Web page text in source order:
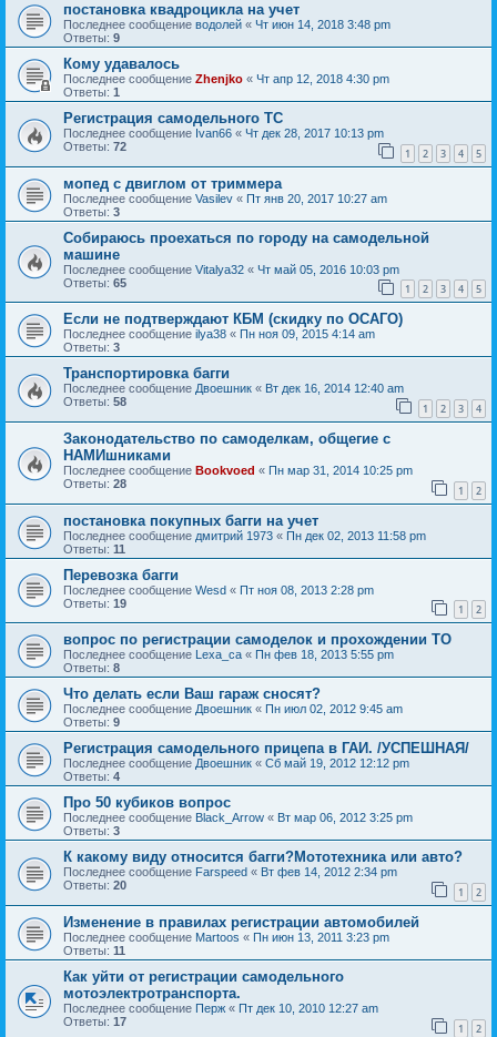
постановка квадроцикла на учет
Последнее сообщение водолей « Чт июн 14, 2018 3:48 pm
Ответы: 9
Кому удавалось
Последнее сообщение Zhenjko « Чт апр 12, 2018 4:30 pm
Ответы: 1
Регистрация самодельного ТС
Последнее сообщение Ivan66 « Чт дек 28, 2017 10:13 pm
Ответы: 72 1 2 3 4 5
мопед с двиглом от триммера
Последнее сообщение Vasilev « Пт янв 20, 2017 10:27 am
Ответы: 3
Собираюсь проехаться по городу на самодельной
машине
Последнее сообщение Vitalya32 « Чт май 05, 2016 10:03 pm
Ответы: 65 1 2 3 4 5
Если не подтверждают КБМ (скидку по ОСАГО)
Последнее сообщение ilya38 « Пн ноя 09, 2015 4:14 am
Ответы: 3
Транспортировка багги
Последнее сообщение Двоешник « Вт дек 16, 2014 12:40 am
Ответы: 58 1 2 3 4
Законодательство по самоделкам, общегие с
НАМИшниками
Последнее сообщение Bookvoed « Пн мар 31, 2014 10:25 pm
Ответы: 28 1 2
постановка покупных багги на учет
Последнее сообщение дмитрий 1973 « Пн дек 02, 2013 11:58 pm
Ответы: 11
Перевозка багги
Последнее сообщение Wesd « Пт ноя 08, 2013 2:28 pm
Ответы: 19 1 2
вопрос по регистрации самоделок и прохождении ТО
Последнее сообщение Lexa_ca « Пн фев 18, 2013 5:55 pm
Ответы: 8
Что делать если Ваш гараж сносят?
Последнее сообщение Двоешник « Пн июл 02, 2012 9:45 am
Ответы: 9
Регистрация самодельного прицепа в ГАИ. /УСПЕШНАЯ/
Последнее сообщение Двоешник « Сб май 19, 2012 12:12 pm
Ответы: 4
Про 50 кубиков вопрос
Последнее сообщение Black_Arrow « Вт мар 06, 2012 3:25 pm
Ответы: 3
К какому виду относится багги?Мототехника или авто?
Последнее сообщение Farspeed « Вт фев 14, 2012 2:34 pm
Ответы: 20 1 2
Изменение в правилах регистрации автомобилей
Последнее сообщение Martoos « Пн июн 13, 2011 3:23 pm
Ответы: 11
Как уйти от регистрации самодельного
мотоэлектротранспорта.
Последнее сообщение Перж « Пт дек 10, 2010 12:27 am
Ответы: 17 1 2